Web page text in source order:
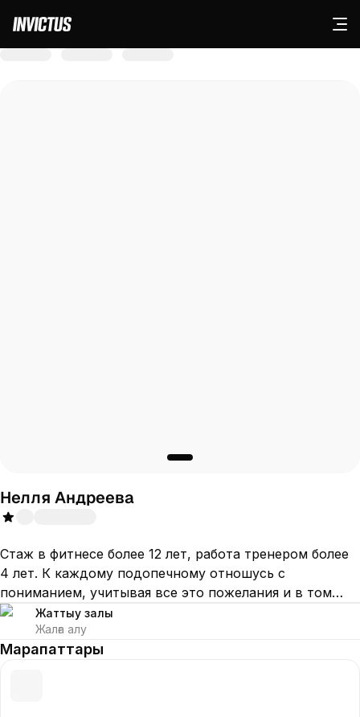
Нелля Андреева
Стаж в фитнесе более 12 лет, работа тренером более
4 лет. К каждому подопечному отношусь с
пониманием, учитывая все это пожелания и в том
числе ограничения. В меру требовательная и строгая.
Тренировки прописываю каждому индивидуально. Со
мной вы полюбите тренировки и будете приходить на
Жаттығу залы
Жалға алу
Марапаттары